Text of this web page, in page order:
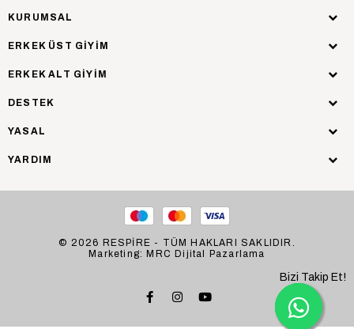
KURUMSAL
ERKEK ÜST GİYİM
ERKEK ALT GİYİM
DESTEK
YASAL
YARDIM
© 2026 RESPİRE - TÜM HAKLARI SAKLIDIR.
Marketing: MRC Dijital Pazarlama
Bizi Takip Et!